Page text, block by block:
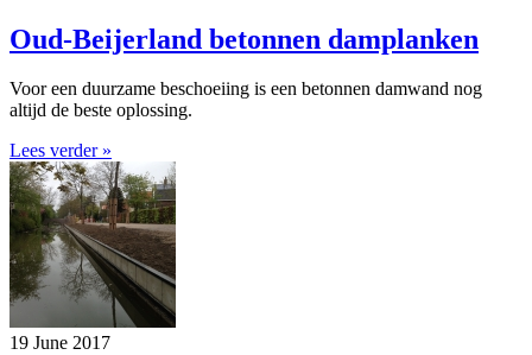
Oud-Beijerland betonnen damplanken
Voor een duurzame beschoeiing is een betonnen damwand nog
altijd de beste oplossing.
Lees verder »
19 June 2017